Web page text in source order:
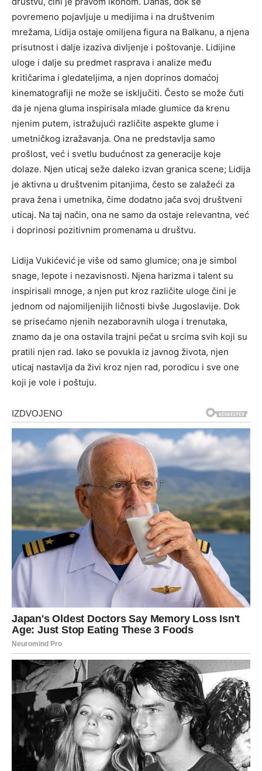
povremeno pojavljuje u medijima i na društvenim
mrežama, Lidija ostaje omiljena figura na Balkanu, a njena
prisutnost i dalje izaziva divljenje i poštovanje. Lidijine
uloge i dalje su predmet rasprava i analize među
kritičarima i gledateljima, a njen doprinos domaćoj
kinematografiji ne može se isključiti. Često se može čuti
da je njena gluma inspirisala mlade glumice da krenu
njenim putem, istražujući različite aspekte glume i
umetničkog izražavanja. Ona ne predstavlja samo
prošlost, već i svetlu budućnost za generacije koje
dolaze. Njen uticaj seže daleko izvan granica scene; Lidija
je aktivna u društvenim pitanjima, često se zalažeći za
prava žena i umetnika, čime dodatno jača svoj društveni
uticaj. Na taj način, ona ne samo da ostaje relevantna, već
i doprinosi pozitivnim promenama u društvu.
Lidija Vukićević je više od samo glumice; ona je simbol
snage, lepote i nezavisnosti. Njena harizma i talent su
inspirisali mnoge, a njen put kroz različite uloge čini je
jednom od najomiljenijih ličnosti bivše Jugoslavije. Dok
se prisećamo njenih nezaboravnih uloga i trenutaka,
znamo da je ona ostavila trajni pečat u srcima svih koji su
pratili njen rad. Iako se povukla iz javnog života, njen
uticaj nastavlja da živi kroz njen rad, porodicu i sve one
koji je vole i poštuju.